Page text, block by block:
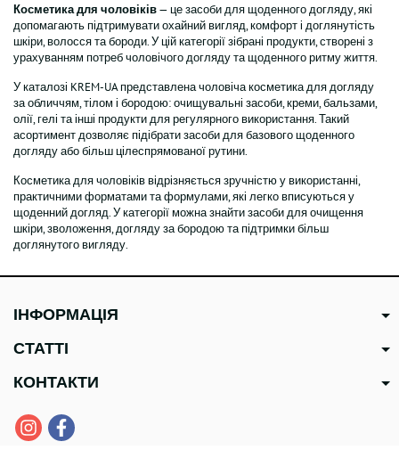
Косметика для чоловіків— це засоби для щоденного догляду, які
допомагають підтримувати охайний вигляд, комфорт і доглянутість
шкіри, волосся та бороди. У цій категорії зібрані продукти, створені з
урахуванням потреб чоловічого догляду та щоденного ритму життя.
У каталозі KREM-UA представлена чоловіча косметика для догляду
за обличчям, тілом і бородою: очищувальні засоби, креми, бальзами,
олії, гелі та інші продукти для регулярного використання. Такий
асортимент дозволяє підібрати засоби для базового щоденного
догляду або більш цілеспрямованої рутини.
Косметика для чоловіків відрізняється зручністю у використанні,
практичними форматами та формулами, які легко вписуються у
щоденний догляд. У категорії можна знайти засоби для очищення
шкіри, зволоження, догляду за бородою та підтримки більш
доглянутого вигляду.
ІНФОРМАЦІЯ
СТАТТІ
КОНТАКТИ